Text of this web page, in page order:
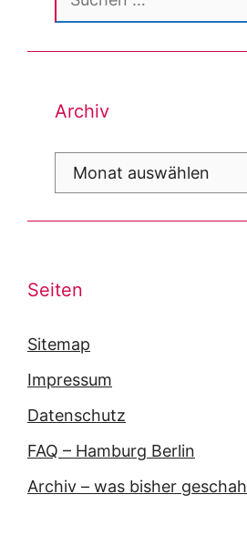
nach:
Archiv
Archiv
Seiten
Sitemap
Impressum
Datenschutz
FAQ – Hamburg Berlin
Archiv – was bisher geschah